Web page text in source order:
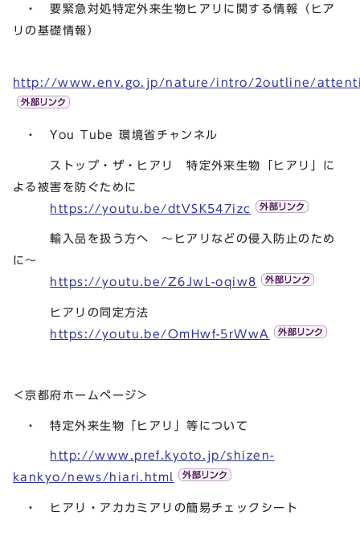
・ 要緊急対処特定外来生物ヒアリに関する情報（ヒア
リの基礎情報）
http://www.env.go.jp/nature/intro/2outline/
・ You Tube 環境省チャンネル
ストップ・ザ・ヒアリ 特定外来生物「ヒアリ」に
よる被害を防ぐために
https://youtu.be/dtVSK547izc
輸入品を扱う方へ ～ヒアリなどの侵入防止のため
に～
https://youtu.be/Z6JwL-oqiw8
ヒアリの同定方法
https://youtu.be/OmHwf-5rWwA
＜京都府ホームページ＞
・ 特定外来生物「ヒアリ」等について
http://www.pref.kyoto.jp/shizen-
kankyo/news/hiari.html
・ ヒアリ・アカカミアリの簡易チェックシート